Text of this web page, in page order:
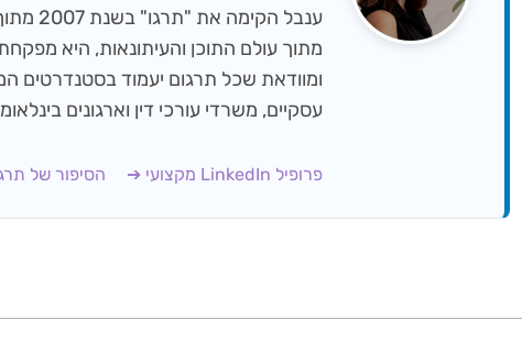
ענבל
ומוודאת שכל תרגום יעמוד בסטנדרטים
עסקיים, משרדי עורכי דין וארגונים
פרופיל LinkedIn מקצועי ➔ הסיפור של